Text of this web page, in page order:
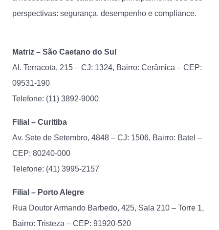
perspectivas: segurança, desempenho e compliance.
Matriz – São Caetano do Sul
Al. Terracota, 215 – CJ: 1324, Bairro: Cerâmica – CEP:
09531-190
Telefone: (11) 3892-9000
Filial – Curitiba
Av. Sete de Setembro, 4848 – CJ: 1506, Bairro: Batel –
CEP: 80240-000
Telefone: (41) 3995-2157
Filial – Porto Alegre
Rua Doutor Armando Barbedo, 425, Sala 210 – Torre 1,
Bairro: Tristeza – CEP: 91920-520